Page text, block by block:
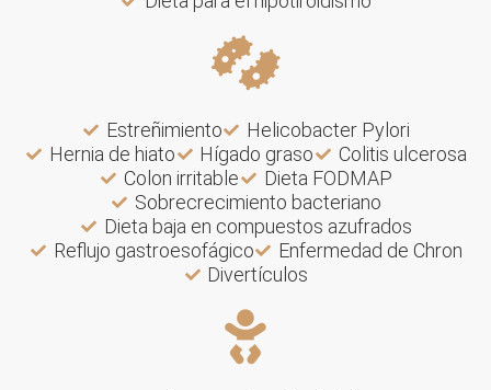
Estreñimiento
Helicobacter Pylori
Hernia de hiato
Hígado graso
Colitis ulcerosa
Colon irritable
Dieta FODMAP
Sobrecrecimiento bacteriano
Dieta baja en compuestos azufrados
Reflujo gastroesofágico
Enfermedad de Chron
Divertículos